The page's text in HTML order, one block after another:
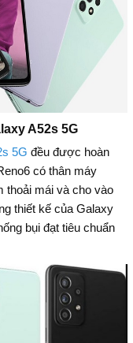
A52s 5G
5G đều được hoàn
có thân máy
thoải mái và cho vào
thiết kế của Galaxy
bụi đạt tiêu chuẩn